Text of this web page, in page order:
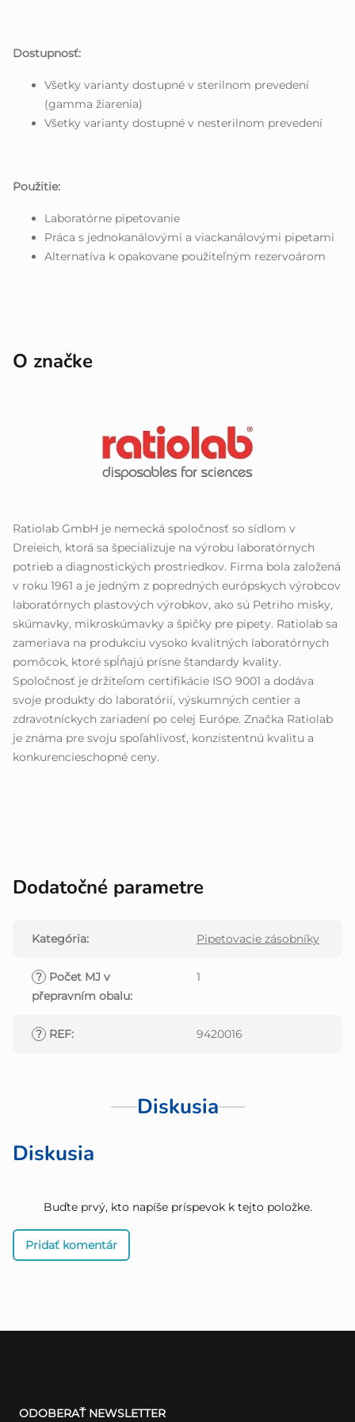
Dostupnosť:
Všetky varianty dostupné v sterilnom prevedení
(gamma žiarenia)
Všetky varianty dostupné v nesterilnom prevedení
Použitie:
Laboratórne pipetovanie
Práca s jednokanálovými a viackanálovými pipetami
Alternatíva k opakovane použiteľným rezervoárom
O značke
Ratiolab GmbH je nemecká spoločnosť so sídlom v
Dreieich, ktorá sa špecializuje na výrobu laboratórnych
potrieb a diagnostických prostriedkov. Firma bola založená
v roku 1961 a je jedným z popredných európskych výrobcov
laboratórnych plastových výrobkov, ako sú Petriho misky,
skúmavky, mikroskúmavky a špičky pre pipety. Ratiolab sa
zameriava na produkciu vysoko kvalitných laboratórnych
pomôcok, ktoré spĺňajú prísne štandardy kvality.
Spoločnosť je držiteľom certifikácie ISO 9001 a dodáva
svoje produkty do laboratórií, výskumných centier a
zdravotníckych zariadení po celej Európe. Značka Ratiolab
je známa pre svoju spoľahlivosť, konzistentnú kvalitu a
konkurencieschopné ceny.
Dodatočné parametre
Kategória: Pipetovacie zásobníky
? Počet MJ v
přepravním obalu:
1
? REF: 9420016
Diskusia
Diskusia
Buďte prvý, kto napíše príspevok k tejto položke.
Pridať komentár
ODOBERAŤ NEWSLETTER